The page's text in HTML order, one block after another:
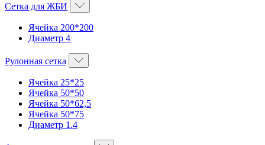
Сетка для ЖБИ
Ячейка 200*200
Диаметр 4
Рулонная сетка
Ячейка 25*25
Ячейка 50*50
Ячейка 50*62,5
Ячейка 50*75
Диаметр 1.4